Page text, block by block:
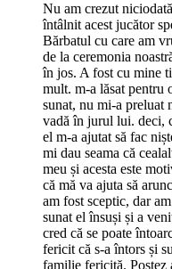
Nu am crezut
întâlnit acest jucător
Bărbatul cu care am
de la ceremonia
în jos. A fost cu mine
mult. m-a lăsat pentru
sunat, nu mi-a preluat
vadă în jurul lui. deci,
el m-a ajutat să fac
mi dau seama că
meu și acesta este
că mă va ajuta să
am fost sceptic, dar
sunat el însuși și a
cred că se poate
fericit că s-a întors și
familie fericită. Postez